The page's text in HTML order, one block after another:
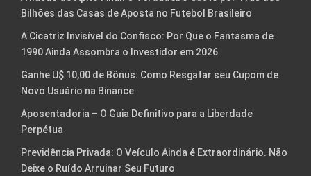
Bilhões das Casas de Aposta no Futebol Brasileiro
A Cicatriz Invisível do Confisco: Por Que o Fantasma de
1990 Ainda Assombra o Investidor em 2026
Ganhe U$ 10,00 de Bônus: Como Resgatar seu Cupom de
Novo Usuário na Binance
Aposentadoria – O Guia Definitivo para a Liberdade
Perpétua
Previdência Privada: O Veículo Ainda é Extraordinário. Não
Deixe o Ruído Arruinar Seu Futuro